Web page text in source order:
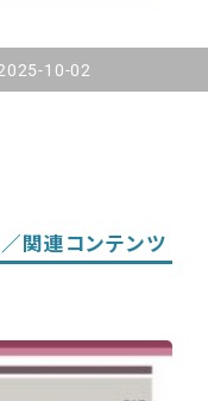
10-02
／関連コンテンツ